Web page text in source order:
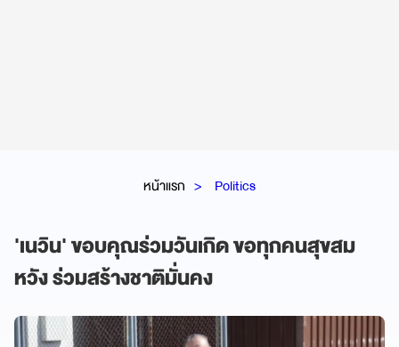
หน้าแรก Politics
'เนวิน' ขอบคุณร่วมวันเกิด ขอทุกคนสุขสม
หวัง ร่วมสร้างชาติมั่นคง